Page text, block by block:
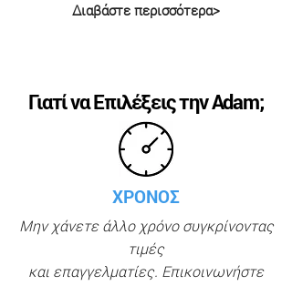
Διαβάστε περισσότερα>
Γιατί να Επιλέξεις την Adam;
ΧΡΟΝΟΣ
Μην χάνετε άλλο χρόνο συγκρίνοντας
τιμές
και επαγγελματίες. Επικοινωνήστε